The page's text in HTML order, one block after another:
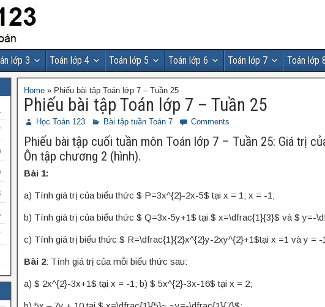
lớp 3 Toán lớp 4 Toán lớp 5 Toán lớp 6 Toán lớp 7 Toán lớp
Home» Phiếu bài tập Toán lớp 7 – Tuần 25
Phiếu bài tập Toán lớp 7 – Tuần 25
Học Toán 123 Bài tập tuần Toán 7 Comments
Phiếu bài tập cuối tuần môn Toán lớp 7 – Tuần 25: Giá trị
Ôn tập chương 2 (hình).
Bài 1:
a) Tính giá trị của biểu thức $ P=3x^{2}-2x-5$ tại x = 1; x = -1;
b) Tính giá trị của biểu thức $ Q=3x-5y+1$ tại $ x=\dfrac{1}{3}$ và $ y=-
c) Tính giá trị biểu thức $ R=\dfrac{1}{2}x^{2}y-2xy^{2}+1$tại x =1 và y = -
Bài 2: Tính giá trị của mỗi biểu thức sau:
a) $ 2x^{2}-3x+1$ tại x = -1; b) $ 5x^{2}-3x-16$ tại x = 2;